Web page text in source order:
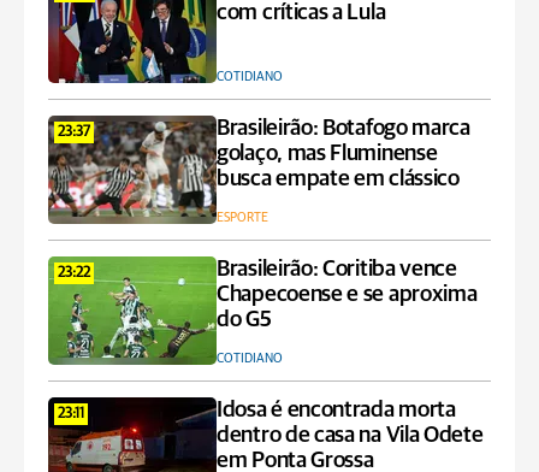
com críticas a Lula
COTIDIANO
23:37
Brasileirão: Botafogo marca
golaço, mas Fluminense
busca empate em clássico
ESPORTE
23:22
Brasileirão: Coritiba vence
Chapecoense e se aproxima
do G5
COTIDIANO
23:11
Idosa é encontrada morta
dentro de casa na Vila Odete
em Ponta Grossa